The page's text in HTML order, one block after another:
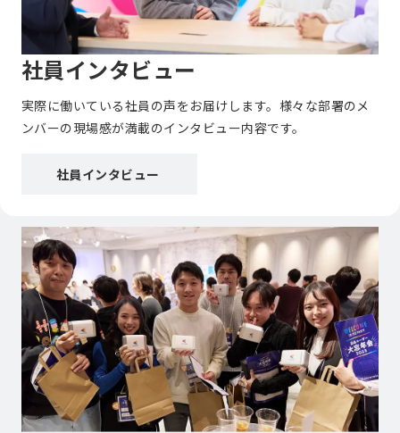
社員インタビュー
実際に働いている社員の声をお届けします。様々な部署のメ
ンバーの現場感が満載のインタビュー内容です。
社員インタビュー